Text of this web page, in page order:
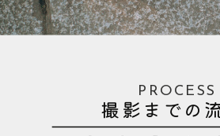
PROCESS
撮影までの